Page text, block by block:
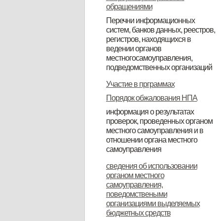
обращениями
Перечни информационных
систем, банков данных, реестров,
регистров, находящихся в
ведении органов
местногосамоуправления,
подведомственных организаций
систем, банков данных, рерстров,
регистров, находящихся в
ведении органа местного
самоправления
имущества по состоянию на
01.012019года
Участие в прграммах
Порядок обжалования НПА
информация о результатах
проверок, проведенных органом
местного самоуправления и в
отношении органа местного
самоуправления
Доклад о виде государственного
контроля (надзора),
муниципального контроля
сведения об использовании
органом местного
самоуправления,
поведомствеными
организациями выделяемых
бюджетных средств